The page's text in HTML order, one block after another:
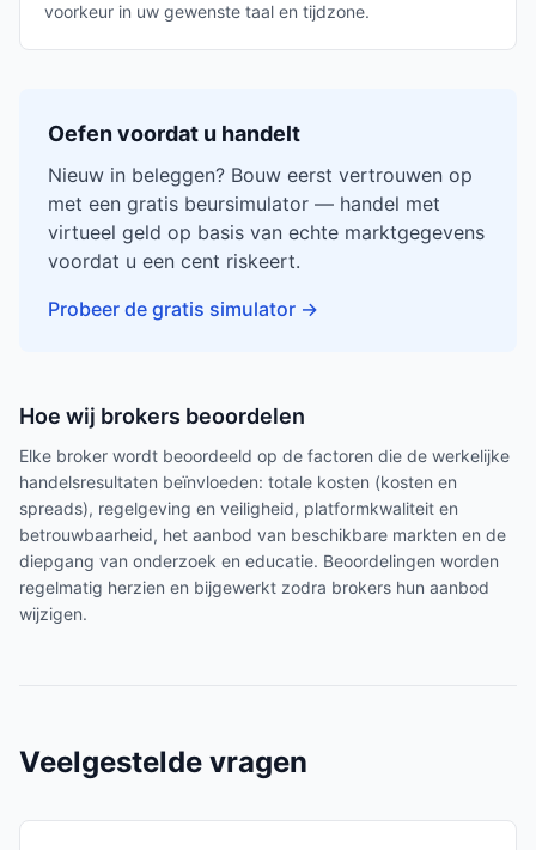
voorkeur in uw gewenste taal en tijdzone.
Oefen voordat u handelt
Nieuw in beleggen? Bouw eerst vertrouwen op
met een gratis beursimulator — handel met
virtueel geld op basis van echte marktgegevens
voordat u een cent riskeert.
Probeer de gratis simulator →
Hoe wij brokers beoordelen
Elke broker wordt beoordeeld op de factoren die de werkelijke
handelsresultaten beïnvloeden: totale kosten (kosten en
spreads), regelgeving en veiligheid, platformkwaliteit en
betrouwbaarheid, het aanbod van beschikbare markten en de
diepgang van onderzoek en educatie. Beoordelingen worden
regelmatig herzien en bijgewerkt zodra brokers hun aanbod
wijzigen.
Veelgestelde vragen